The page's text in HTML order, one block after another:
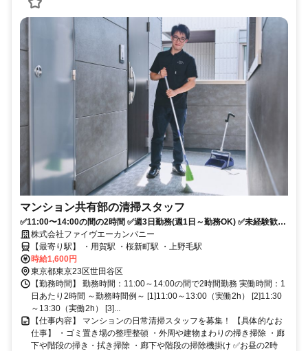
マンション共有部の清掃スタッフ
✅11:00〜14:00の間の2時間 ✅週3日勤務(週1日～勤務OK) ✅未経験歓迎
✅WワークOK
株式会社ファイヴエーカンパニー
【最寄り駅】 ・用賀駅 ・桜新町駅 ・上野毛駅
時給1,600円
東京都東京23区世田谷区
【勤務時間】 勤務時間：11:00～14:00の間で2時間勤務 実働時間：1
日あたり2時間 ～勤務時間例～ [1]11:00～13:00（実働2h） [2]11:30
～13:30（実働2h） [3]...
【仕事内容】 マンションの日常清掃スタッフを募集！ 【具体的なお
仕事】 ・ゴミ置き場の整理整頓 ・外周や建物まわりの掃き掃除 ・廊
下や階段の掃き・拭き掃除 ・廊下や階段の掃除機掛け ✅お昼の2時